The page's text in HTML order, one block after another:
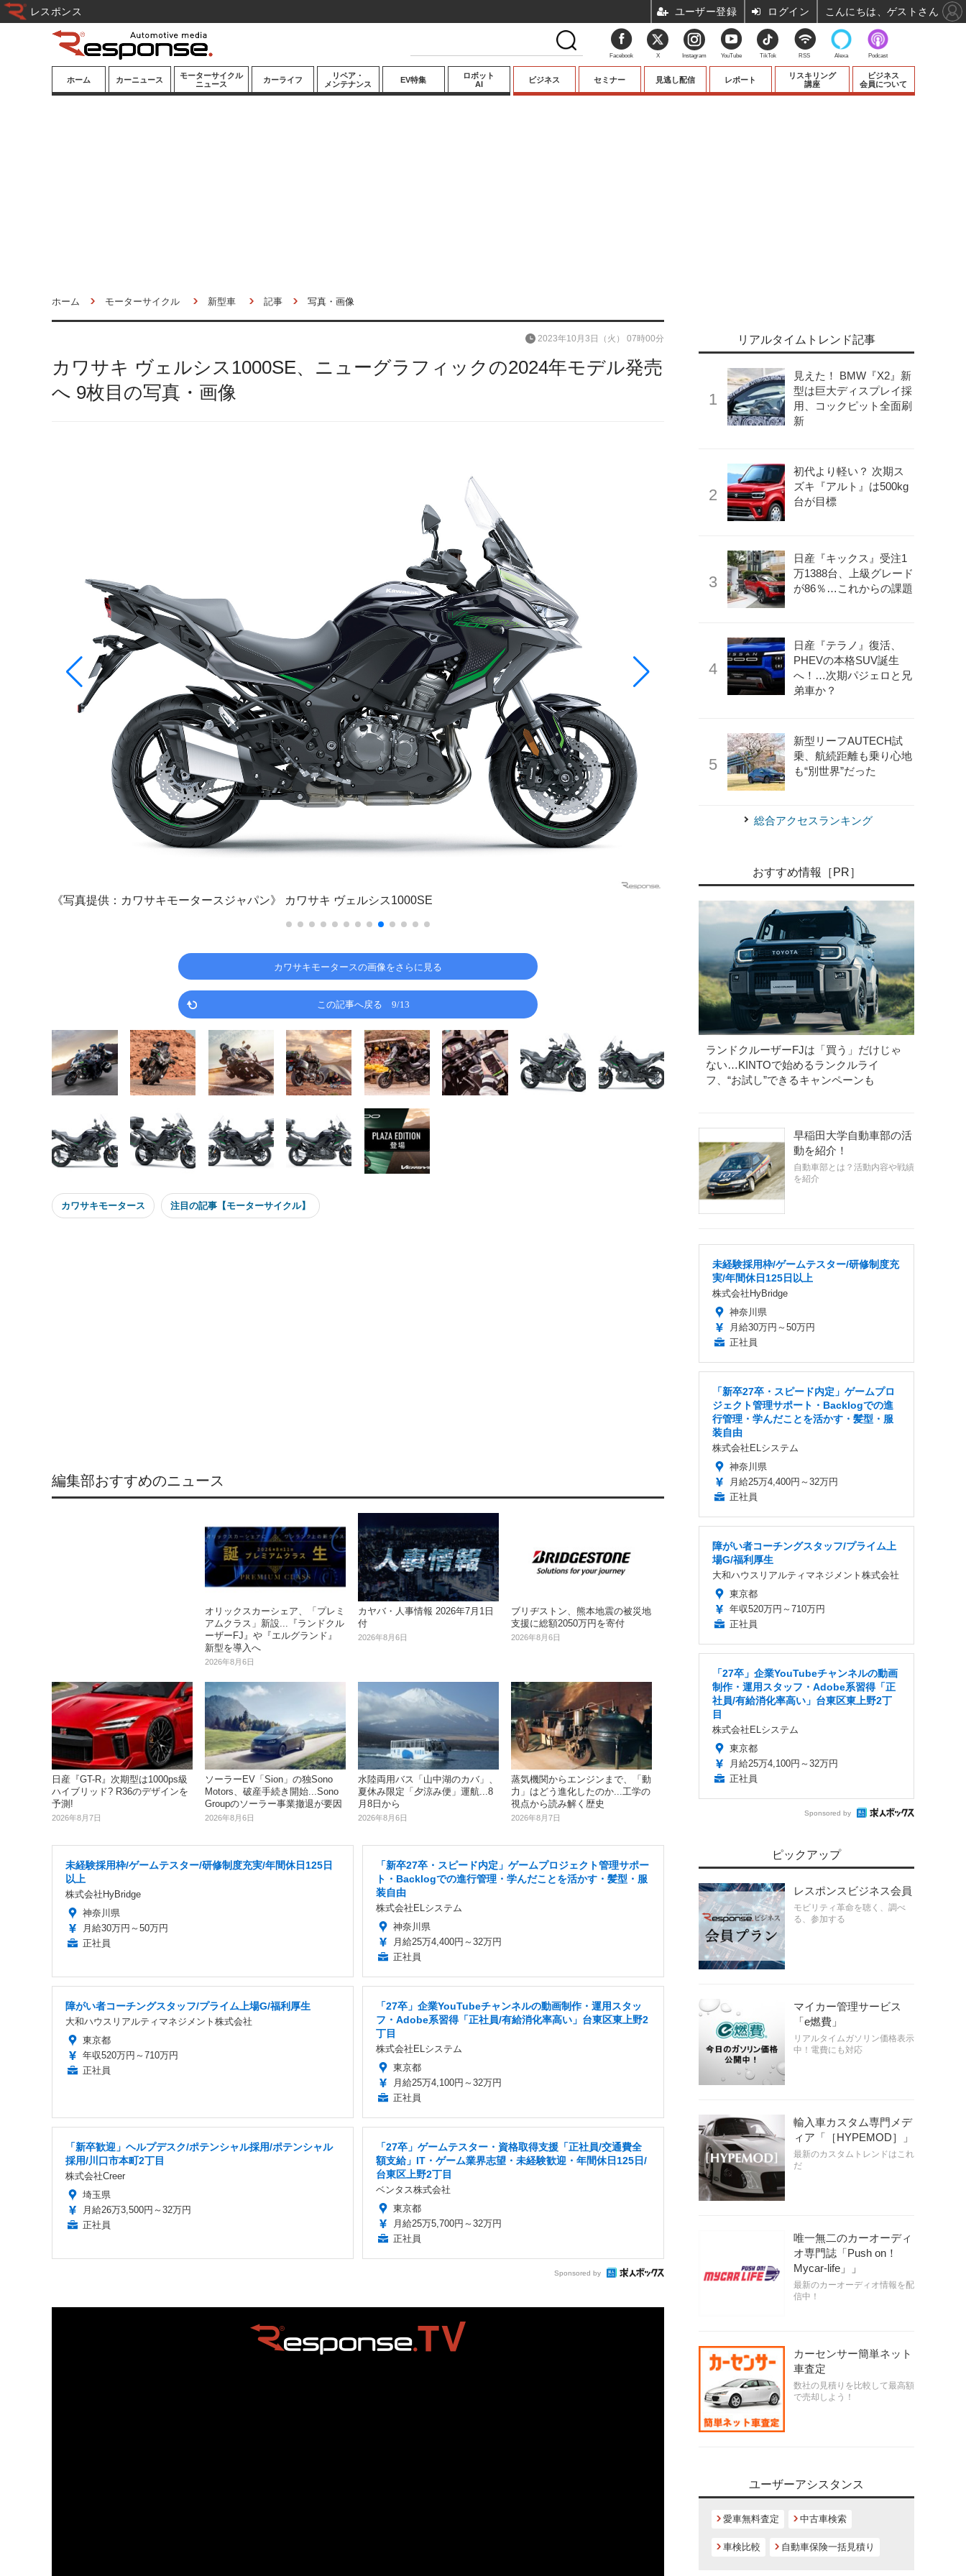
ホーム カーニュース
モーターサイクル
ニュース
カーライフ
リペア・
メンテナンス
EV特集
ロボット
AI
ビジネス セミナー 見逃し配信 レポート
リスキリング
講座
ビジネス
会員について
ホーム モーターサイクル 新型車 記事 写真・画像
カワサキ ヴェルシス1000SE、ニューグラフィックの2024年モデル発売
へ 9枚目の写真・画像
2023年10月3日（火） 07時00分
《写真提供：カワサキモータースジャパン》 カワサキ ヴェルシス1000SE 《写真提供：カワサキモータースジャパン》 カワサキ ヴ
カワサキモータースの画像をさらに見る
この記事へ戻る 9/13
カワサキモータース 注目の記事【モーターサイクル】
編集部おすすめのニュース
オリックスカーシェア、「プレミ
アムクラス」新設...『ランドクル
ーザーFJ』や『エルグランド』
新型を導入へ
2026年8月6日
カヤバ・人事情報 2026年7月1日
付
2026年8月6日
ブリヂストン、熊本地震の被災地
支援に総額2050万円を寄付
2026年8月6日
日産『GT-R』次期型は1000ps級
ハイブリッド? R36のデザインを
予測!
2026年8月7日
ソーラーEV「Sion」の独Sono
Motors、破産手続き開始...Sono
Groupのソーラー事業撤退が要因
2026年8月6日
水陸両用バス「山中湖のカバ」、
夏休み限定「夕涼み便」運航...8
月8日から
2026年8月6日
蒸気機関からエンジンまで、「動
力」はどう進化したのか...工学の
視点から読み解く歴史
2026年8月7日
未経験採用枠/ゲームテスター/研修制度充実/年間休日125日
以上
株式会社HyBridge
神奈川県
月給30万円～50万円
正社員
「新卒27卒・スピード内定」ゲームプロジェクト管理サポー
ト・Backlogでの進行管理・学んだことを活かす・髪型・服
装自由
株式会社ELシステム
神奈川県
月給25万4,400円～32万円
正社員
障がい者コーチングスタッフ/プライム上場G/福利厚生
大和ハウスリアルティマネジメント株式会社
東京都
年収520万円～710万円
正社員
「27卒」企業YouTubeチャンネルの動画制作・運用スタッ
フ・Adobe系習得「正社員/有給消化率高い」台東区東上野2
丁目
株式会社ELシステム
東京都
月給25万4,100円～32万円
正社員
「新卒歓迎」ヘルプデスク/ポテンシャル採用/ポテンシャル
採用/川口市本町2丁目
株式会社Creer
埼玉県
月給26万3,500円～32万円
正社員
「27卒」ゲームテスター・資格取得支援「正社員/交通費全
額支給」IT・ゲーム業界志望・未経験歓迎・年間休日125日/
台東区上野2丁目
ベンタス株式会社
東京都
月給25万5,700円～32万円
正社員
Sponsored by
リアルタイムトレンド記事
見えた！ BMW『X2』新
型は巨大ディスプレイ採
用、コックピット全面刷
新
初代より軽い？ 次期ス
ズキ『アルト』は500kg
台が目標
日産『キックス』受注1
万1388台、上級グレード
が86％…これからの課題
日産『テラノ』復活、
PHEVの本格SUV誕生
へ！…次期パジェロと兄
弟車か？
新型リーフAUTECH試
乗、航続距離も乗り心地
も“別世界”だった
総合アクセスランキング
おすすめ情報［PR］
ランドクルーザーFJは「買う」だけじゃ
ない…KINTOで始めるランクルライ
フ、“お試し”できるキャンペーンも
早稲田大学自動車部の活
動を紹介！
自動車部とは？活動内容や戦績
を紹介
未経験採用枠/ゲームテスター/研修制度充
実/年間休日125日以上
株式会社HyBridge
神奈川県
月給30万円～50万円
正社員
「新卒27卒・スピード内定」ゲームプロ
ジェクト管理サポート・Backlogでの進
行管理・学んだことを活かす・髪型・服
装自由
株式会社ELシステム
神奈川県
月給25万4,400円～32万円
正社員
障がい者コーチングスタッフ/プライム上
場G/福利厚生
大和ハウスリアルティマネジメント株式会社
東京都
年収520万円～710万円
正社員
「27卒」企業YouTubeチャンネルの動画
制作・運用スタッフ・Adobe系習得「正
社員/有給消化率高い」台東区東上野2丁
目
株式会社ELシステム
東京都
月給25万4,100円～32万円
正社員
Sponsored by
ピックアップ
レスポンスビジネス会員
モビリティ革命を聴く、調べ
る、参加する
マイカー管理サービス
「e燃費」
リアルタイムガソリン価格表示
中！電費にも対応
輸入車カスタム専門メデ
ィア「［HYPEMOD］」
最新のカスタムトレンドはこれ
だ
唯一無二のカーオーディ
オ専門誌「Push on！
Mycar-life」」
最新のカーオーディオ情報を配
信中！
カーセンサー簡単ネット
車査定
数社の見積りを比較して最高額
で売却しよう！
ユーザーアシスタンス
愛車無料査定 中古車検索
車検比較 自動車保険一括見積り
Facebook X Instagram YouTube TikTok RSS Alexa Podcast
レスポンス ユーザー登録 ログイン こんにちは、ゲストさん